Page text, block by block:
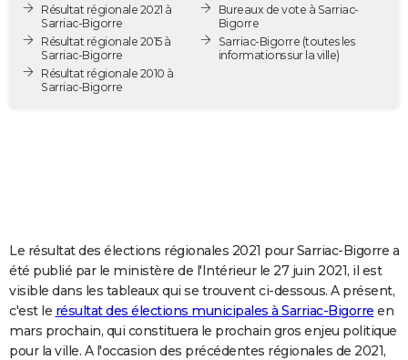
Destinations
City break
Voyage nature
Voyage de noces
Forum
PHOTO
GUIDES D'ACHAT
BONS PLANS
COPAINS D'AVANT
S'inscrire
Se connecter
Lycées
Collèges
Primaires
Universités
Entreprises
Service militaire
Avis de recherche
AVIS DE DÉCÈS
FORUM
Bricolage
Lifestyle
Culture
Sport
Auto
Television
Voyage
Cinema
Résultat régionale 2021 à
Sarriac-Bigorre
Résultat régionale 2015 à
Sarriac-Bigorre
Résultat régionale 2010 à
Sarriac-Bigorre
Bureaux de vote à Sarriac-
Bigorre
Sarriac-Bigorre (toutes les
informations sur la ville)
Le résultat des élections régionales 2021 pour Sarriac-Bigorre a
été publié par le ministère de l'Intérieur le 27 juin 2021, il est
visible dans les tableaux qui se trouvent ci-dessous. A présent,
c'est le résultat des élections municipales à Sarriac-Bigorre en
mars prochain, qui constituera le prochain gros enjeu politique
pour la ville. A l'occasion des précédentes régionales de 2021,